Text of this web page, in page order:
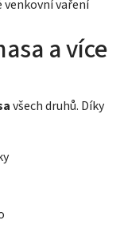
vaření
a více
všech druhů. Díky